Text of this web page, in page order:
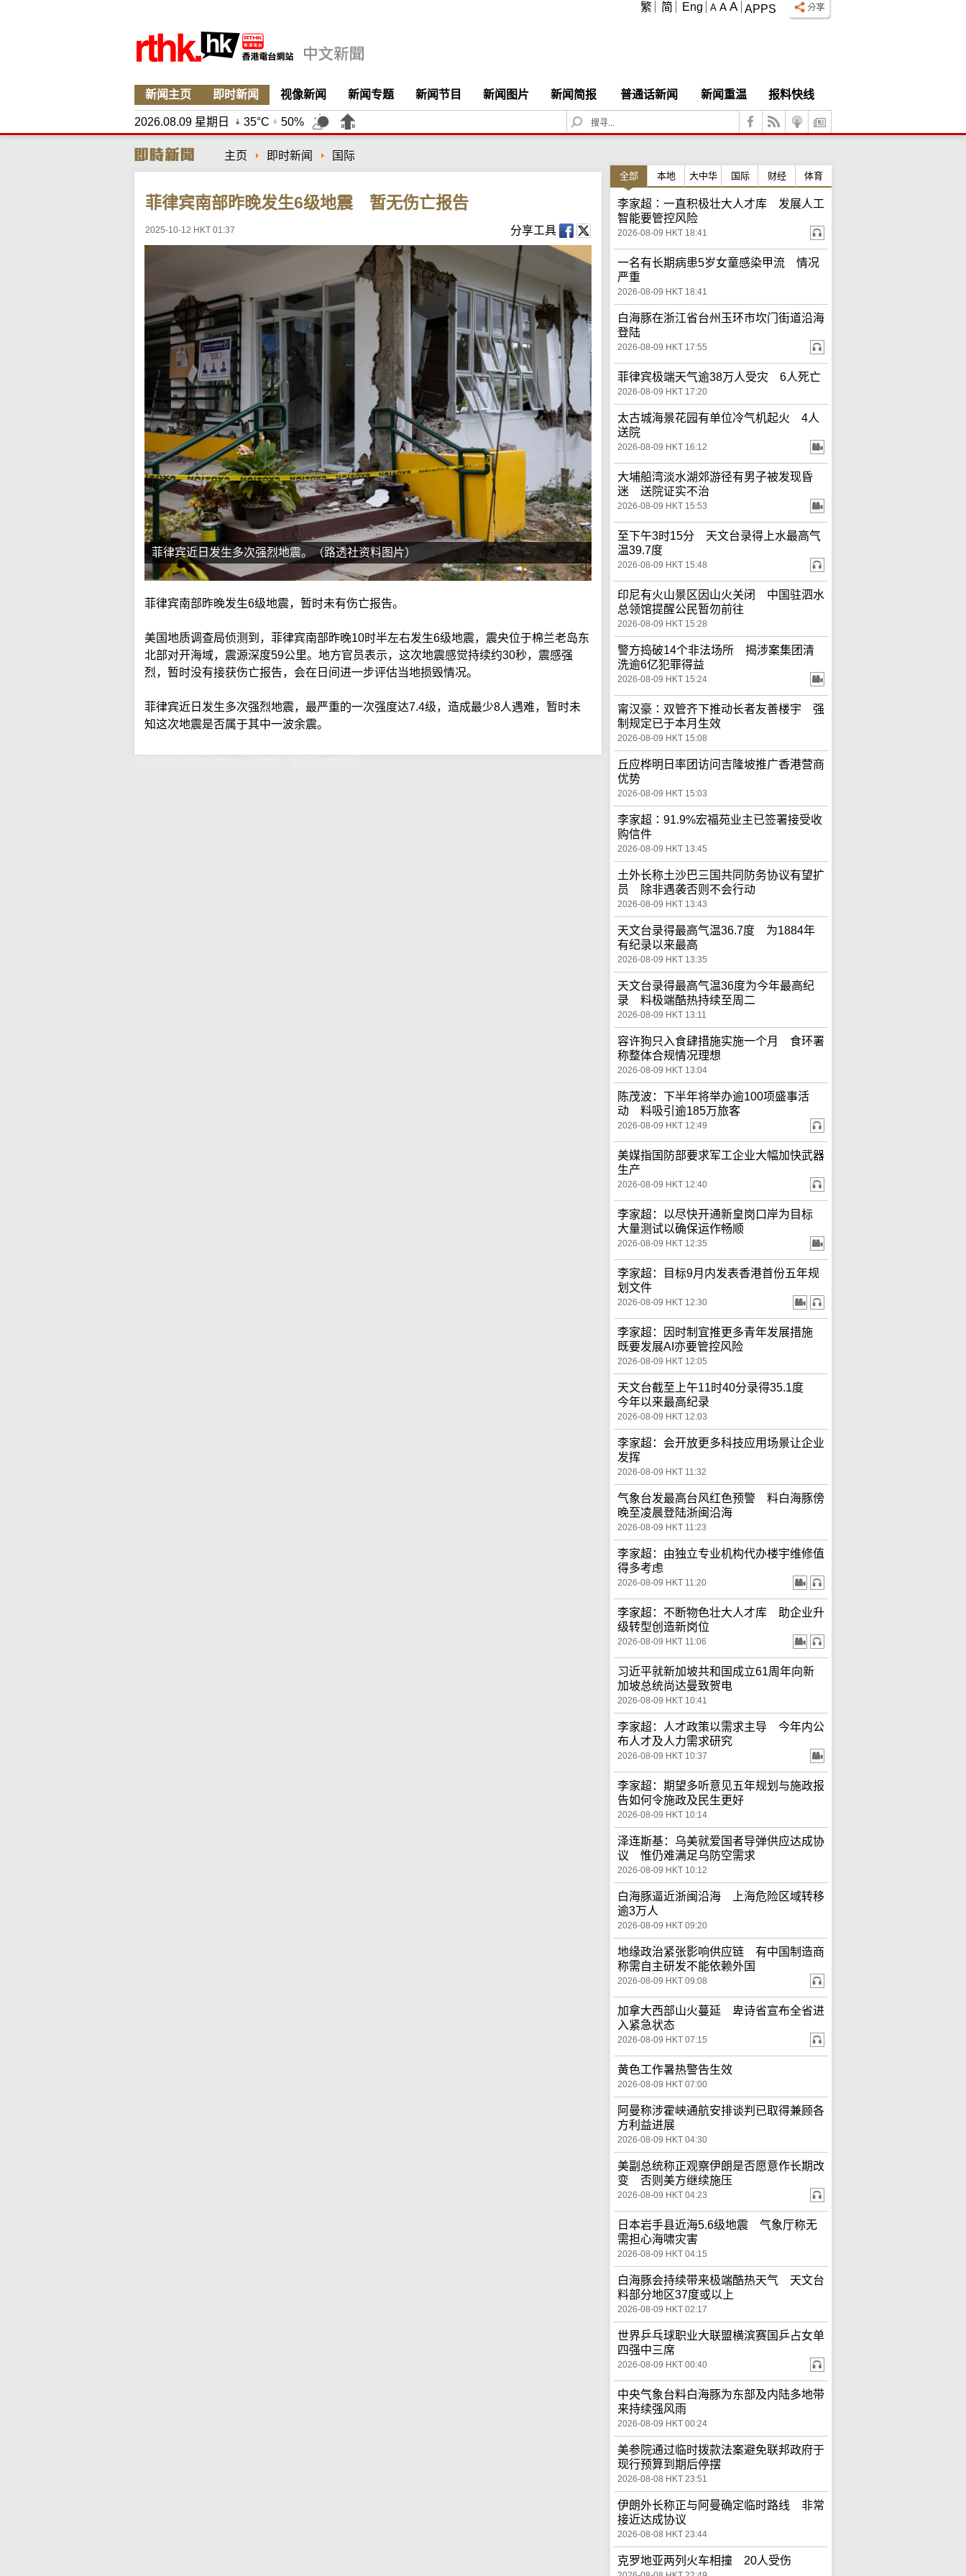
APPS
A A A
繁 简 Eng
新闻主页 即时新闻 视像新闻 新闻专题 新闻节目 新闻图片 新闻简报 普通话新闻 新闻重温 报料快线
2026.08.09 星期日 35°C 50%
S
e
c
主页 即时新闻 国际
菲律宾南部昨晚发生6级地震 暂无伤亡报告
2025-10-12 HKT 01:37 分享工具
菲律宾近日发生多次强烈地震。（路透社资料图片）
菲律宾南部昨晚发生6级地震，暂时未有伤亡报告。
美国地质调查局侦测到，菲律宾南部昨晚10时半左右发生6级地震，震央位于棉兰老岛东
北部对开海域，震源深度59公里。地方官员表示，这次地震感觉持续约30秒，震感强
烈，暂时没有接获伤亡报告，会在日间进一步评估当地损毁情况。
菲律宾近日发生多次强烈地震，最严重的一次强度达7.4级，造成最少8人遇难，暂时未
知这次地震是否属于其中一波余震。
全部 本地 大中华 国际 财经 体育
李家超∶一直积极壮大人才库 发展人工
智能要管控风险
2026-08-09 HKT 18:41
一名有长期病患5岁女童感染甲流 情况
严重
2026-08-09 HKT 18:41
白海豚在浙江省台州玉环市坎门街道沿海
登陆
2026-08-09 HKT 17:55
菲律宾极端天气逾38万人受灾 6人死亡
2026-08-09 HKT 17:20
太古城海景花园有单位冷气机起火 4人
送院
2026-08-09 HKT 16:12
大埔船湾淡水湖郊游径有男子被发现昏
迷 送院证实不治
2026-08-09 HKT 15:53
至下午3时15分 天文台录得上水最高气
温39.7度
2026-08-09 HKT 15:48
印尼有火山景区因山火关闭 中国驻泗水
总领馆提醒公民暂勿前往
2026-08-09 HKT 15:28
警方捣破14个非法场所 揭涉案集团清
洗逾6亿犯罪得益
2026-08-09 HKT 15:24
甯汉豪∶双管齐下推动长者友善楼宇 强
制规定已于本月生效
2026-08-09 HKT 15:08
丘应桦明日率团访问吉隆坡推广香港营商
优势
2026-08-09 HKT 15:03
李家超∶91.9%宏福苑业主已签署接受收
购信件
2026-08-09 HKT 13:45
土外长称土沙巴三国共同防务协议有望扩
员 除非遇袭否则不会行动
2026-08-09 HKT 13:43
天文台录得最高气温36.7度 为1884年
有纪录以来最高
2026-08-09 HKT 13:35
天文台录得最高气温36度为今年最高纪
录 料极端酷热持续至周二
2026-08-09 HKT 13:11
容许狗只入食肆措施实施一个月 食环署
称整体合规情况理想
2026-08-09 HKT 13:04
陈茂波：下半年将举办逾100项盛事活
动 料吸引逾185万旅客
2026-08-09 HKT 12:49
美媒指国防部要求军工企业大幅加快武器
生产
2026-08-09 HKT 12:40
李家超：以尽快开通新皇岗口岸为目标
大量测试以确保运作畅顺
2026-08-09 HKT 12:35
李家超：目标9月内发表香港首份五年规
划文件
2026-08-09 HKT 12:30
李家超：因时制宜推更多青年发展措施
既要发展AI亦要管控风险
2026-08-09 HKT 12:05
天文台截至上午11时40分录得35.1度
今年以来最高纪录
2026-08-09 HKT 12:03
李家超：会开放更多科技应用场景让企业
发挥
2026-08-09 HKT 11:32
气象台发最高台风红色预警 料白海豚傍
晚至凌晨登陆浙闽沿海
2026-08-09 HKT 11:23
李家超：由独立专业机构代办楼宇维修值
得多考虑
2026-08-09 HKT 11:20
李家超：不断物色壮大人才库 助企业升
级转型创造新岗位
2026-08-09 HKT 11:06
习近平就新加坡共和国成立61周年向新
加坡总统尚达曼致贺电
2026-08-09 HKT 10:41
李家超：人才政策以需求主导 今年内公
布人才及人力需求研究
2026-08-09 HKT 10:37
李家超：期望多听意见五年规划与施政报
告如何令施政及民生更好
2026-08-09 HKT 10:14
泽连斯基：乌美就爱国者导弹供应达成协
议 惟仍难满足乌防空需求
2026-08-09 HKT 10:12
白海豚逼近浙闽沿海 上海危险区域转移
逾3万人
2026-08-09 HKT 09:20
地缘政治紧张影响供应链 有中国制造商
称需自主研发不能依赖外国
2026-08-09 HKT 09:08
加拿大西部山火蔓延 卑诗省宣布全省进
入紧急状态
2026-08-09 HKT 07:15
黄色工作暑热警告生效
2026-08-09 HKT 07:00
阿曼称涉霍峡通航安排谈判已取得兼顾各
方利益进展
2026-08-09 HKT 04:30
美副总统称正观察伊朗是否愿意作长期改
变 否则美方继续施压
2026-08-09 HKT 04:23
日本岩手县近海5.6级地震 气象厅称无
需担心海啸灾害
2026-08-09 HKT 04:15
白海豚会持续带来极端酷热天气 天文台
料部分地区37度或以上
2026-08-09 HKT 02:17
世界乒乓球职业大联盟横滨赛国乒占女单
四强中三席
2026-08-09 HKT 00:40
中央气象台料白海豚为东部及内陆多地带
来持续强风雨
2026-08-09 HKT 00:24
美参院通过临时拨款法案避免联邦政府于
现行预算到期后停摆
2026-08-08 HKT 23:51
伊朗外长称正与阿曼确定临时路线 非常
接近达成协议
2026-08-08 HKT 23:44
克罗地亚两列火车相撞 20人受伤